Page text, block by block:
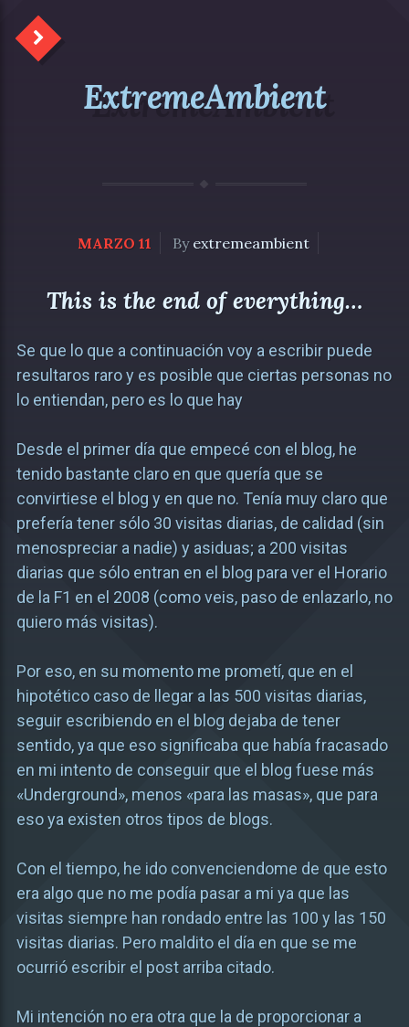
ExtremeAmbient
MARZO 11 By extremeambient
This is the end of everything…
Se que lo que a continuación voy a escribir puede
resultaros raro y es posible que ciertas personas no
lo entiendan, pero es lo que hay
Desde el primer día que empecé con el blog, he
tenido bastante claro en que quería que se
convirtiese el blog y en que no. Tenía muy claro que
prefería tener sólo 30 visitas diarias, de calidad (sin
menospreciar a nadie) y asiduas; a 200 visitas
diarias que sólo entran en el blog para ver el Horario
de la F1 en el 2008 (como veis, paso de enlazarlo, no
quiero más visitas).
Por eso, en su momento me prometí, que en el
hipotético caso de llegar a las 500 visitas diarias,
seguir escribiendo en el blog dejaba de tener
sentido, ya que eso significaba que había fracasado
en mi intento de conseguir que el blog fuese más
«Underground», menos «para las masas», que para
eso ya existen otros tipos de blogs.
Con el tiempo, he ido convenciendome de que esto
era algo que no me podía pasar a mi ya que las
visitas siempre han rondado entre las 100 y las 150
visitas diarias. Pero maldito el día en que se me
ocurrió escribir el post arriba citado.
Mi intención no era otra que la de proporcionar a